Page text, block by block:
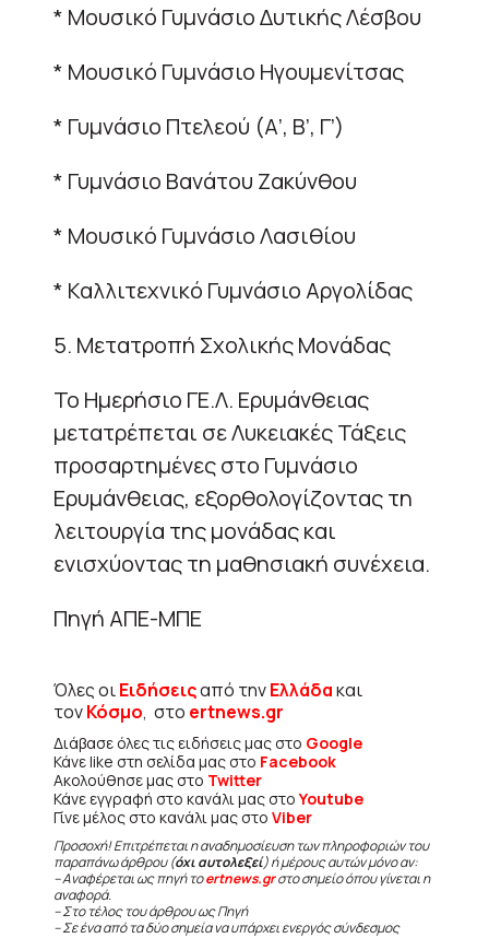
* Μουσικό Γυμνάσιο Δυτικής Λέσβου
* Μουσικό Γυμνάσιο Ηγουμενίτσας
* Γυμνάσιο Πτελεού (Α’, Β’, Γ’)
* Γυμνάσιο Βανάτου Ζακύνθου
* Μουσικό Γυμνάσιο Λασιθίου
* Καλλιτεχνικό Γυμνάσιο Αργολίδας
5. Μετατροπή Σχολικής Μονάδας
Το Ημερήσιο ΓΕ.Λ. Ερυμάνθειας
μετατρέπεται σε Λυκειακές Τάξεις
προσαρτημένες στο Γυμνάσιο
Ερυμάνθειας, εξορθολογίζοντας τη
λειτουργία της μονάδας και
ενισχύοντας τη μαθησιακή συνέχεια.
Πηγή ΑΠΕ-ΜΠΕ
Όλες οιΕιδήσειςαπό τηνΕλλάδακαι
τονΚόσμο, στο ertnews.gr
Διάβασε όλες τις ειδήσεις μας στο Google
Κάνε like στη σελίδα μας στο Facebook
Ακολούθησε μας στο Twitter
Κάνε εγγραφή στο κανάλι μας στοYoutube
Γίνε μέλος στο κανάλι μας στο Viber
Προσοχή! Επιτρέπεται η αναδημοσίευση των πληροφοριών του
παραπάνω άρθρου (όχι αυτολεξεί) ή μέρους αυτών μόνο αν:
– Αναφέρεται ως πηγή τοertnews.grστο σημείο όπου γίνεται η
αναφορά.
– Στο τέλος του άρθρου ως Πηγή
– Σε ένα από τα δύο σημεία να υπάρχει ενεργός σύνδεσμος